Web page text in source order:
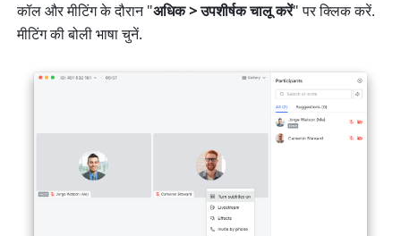
कॉल और मीटिंग के दौरान "अधिक > उपशीर्षक चालू करें" पर क्लिक करें.
मीटिंग की बोली भाषा चुनें.